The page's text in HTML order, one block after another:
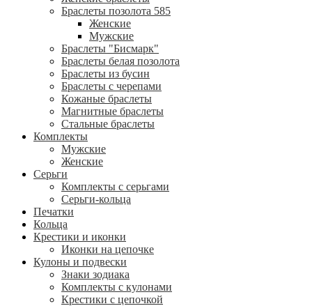
Браслеты позолота 585
Женские
Мужские
Браслеты "Бисмарк"
Браслеты белая позолота
Браслеты из бусин
Браслеты с черепами
Кожаные браслеты
Магнитные браслеты
Стальные браслеты
Комплекты
Мужские
Женские
Серьги
Комплекты с серьгами
Серьги-кольца
Печатки
Кольца
Крестики и иконки
Иконки на цепочке
Кулоны и подвески
Знаки зодиака
Комплекты с кулонами
Крестики с цепочкой